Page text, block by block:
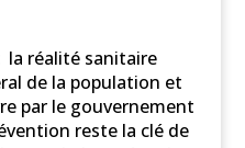
la réalité sanitaire
de la population et
par le gouvernement
reste la clé de